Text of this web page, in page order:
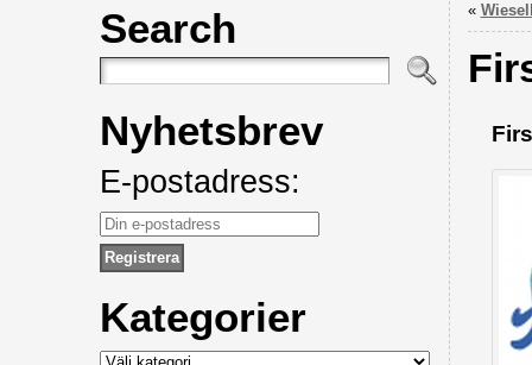
Search
Nyhetsbrev
E-postadress:
Kategorier
Kategorier
«